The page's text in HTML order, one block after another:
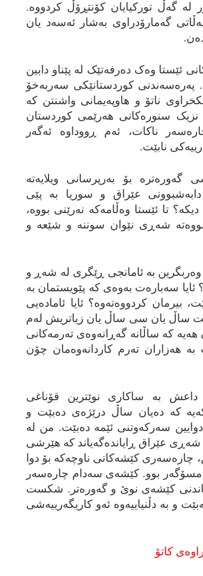
له‌ گه‌ڵ تورکیایان کۆنتڕۆڵ کردووه‌.
گه‌مارۆدراوی به‌شار ئه‌سه‌د یان
ئێستا وه‌ک ده‌رفه‌تێک له‌ پێناو دابین
په‌ره‌سه‌ندنی کوردستانێکی سه‌ربه‌خۆ
ناتۆ و هاوپه‌یمانی واشنتن که‌
نزیک‌ سنوره‌کانی هه‌رێمی کوردستان
ناکات، ئه‌م ڕووداوه‌ ئه‌گه‌ر
نابێت.
بۆ به‌رپرسانی ویلایه‌ته‌
دابه‌شبوونی عێراق و سوریا به‌ پێی
تا ئێستا وه‌ڵامه‌که‌ نه‌رێنی بووه‌،
بووه‌ته‌ شه‌ڕی نێوان سوننه‌ و شێعه‌ و
وه‌ربگرین به‌ ئامانجی ڕێگری له‌ شه‌ڕ و
ئایا سه‌باره‌ت به‌وه‌ی که‌ پێویستمان به‌
بیرمان کردووه‌ته‌وه‌؟ ئایا ئاماده‌یی
ساڵ یان سی ساڵ یان زیاتریش له‌م
هه‌یه‌ که‌ ساڵانه‌ گه‌ڕانه‌وه‌ی ته‌رمه‌کانی
هه‌زاران ته‌رم کاردانه‌وه‌مان چۆن
به‌ ساکاری نوێترین قۆناغی
که‌ ده‌یان ساڵ درێژه‌ی ده‌بێت و
سه‌رکه‌وتنی ئێمه‌ ده‌بێت. من له‌
عێراق ڕایانده‌گه‌یاند که‌ هێرشی
کێشه‌کانی ناوچه‌که‌ بۆ دوا
2003 ئامانجه‌کانیان مسۆگه‌ر بوو. کێشه‌ی سه‌دام چاره‌سه‌ر
کێشه‌ی نوێ و گه‌وره‌تر. شکست
و به‌ دڵنیاییه‌وه‌ ئه‌و کاریگه‌رییه‌شی
کاتۆ